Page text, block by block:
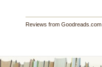
Reviews from Goodreads.com